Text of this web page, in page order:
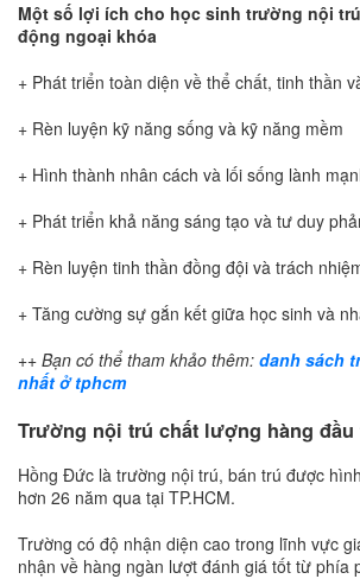
Một số lợi ích cho học sinh trường nội
động ngoại khóa
+ Phát triển toàn diện về thể chất, tinh thần
+ Rèn luyện kỹ năng sống và kỹ năng mềm
+ Hình thành nhân cách và lối sống lành
+ Phát triển khả năng sáng tạo và tư duy
+ Rèn luyện tinh thần đồng đội và trách
+ Tăng cường sự gắn kết giữa học sinh và
++ Bạn có thể tham khảo thêm: danh sách
nhất ở tphcm
Trường nội trú chất lượng hàng đầu
Hồng Đức là trường nội trú, bán trú được
hơn 26 năm qua tại TP.HCM.
Trường có độ nhận diện cao trong lĩnh vực
nhận về hàng ngàn lượt đánh giá tốt từ phía